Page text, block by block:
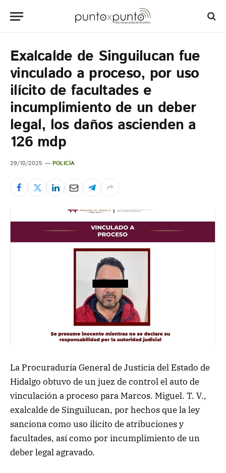
Exalcalde de Singuilucan fue
vinculado a proceso, por uso
ilícito de facultades e
incumplimiento de un deber
legal, los daños ascienden a
126 mdp
29/10/2025 POLICÍA
La Procuraduría General de Justicia del Estado de
Hidalgo obtuvo de un juez de control el auto de
vinculación a proceso para Marcos. Miguel. T. V.,
exalcalde de Singuilucan, por hechos que la ley
sanciona como uso ilícito de atribuciones y
facultades, así como por incumplimiento de un
deber legal agravado.